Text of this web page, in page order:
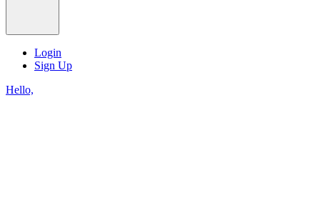
Login
Sign Up
Hello,